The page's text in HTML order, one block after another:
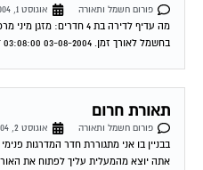
מה עדיף לדירה בת 4 חדרים:
בחשמל לאורך זמן. 03-08-2004 03:08:00 דורון טרייביש לדירת 4...
תאורת חרום
פורום חשמל ותאורה
אתה יוצא מהמעלית עליך לפתוח את האור